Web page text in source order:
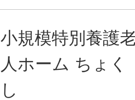
小規模特別養護
人ホーム ちょく
し